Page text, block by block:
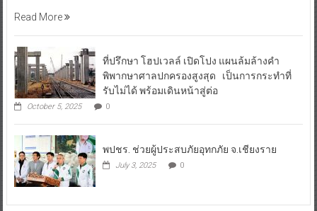
Read More
ที่ปรึกษา โฮปเวลล์ เปิดโปง แผนล้มล้างคำ
พิพากษาศาลปกครองสูงสุด เป็นการกระทำที่
รับไม่ได้ พร้อมเดินหน้าสู่ต่อ
October 5, 2025 0
พปชร. ช่วยผู้ประสบภัยอุทกภัย จ.เชียงราย
July 3, 2025 0